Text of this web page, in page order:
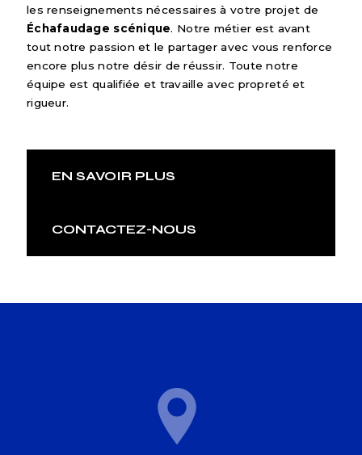
les renseignements nécessaires à votre projet de
Échafaudage scénique. Notre métier est avant
tout notre passion et le partager avec vous renforce
encore plus notre désir de réussir. Toute notre
équipe est qualifiée et travaille avec propreté et
rigueur.
EN SAVOIR PLUS
CONTACTEZ-NOUS